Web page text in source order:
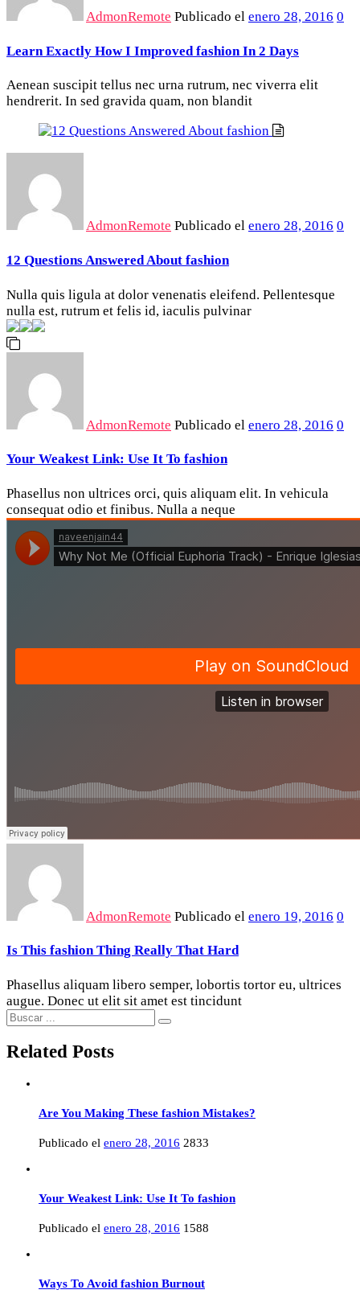
AdmonRemote Publicado el enero 28, 2016 0
Learn Exactly How I Improved fashion In 2 Days
Aenean suscipit tellus nec urna rutrum, nec viverra elit
hendrerit. In sed gravida quam, non blandit
AdmonRemote Publicado el enero 28, 2016 0
12 Questions Answered About fashion
Nulla quis ligula at dolor venenatis eleifend. Pellentesque
nulla est, rutrum et felis id, iaculis pulvinar
AdmonRemote Publicado el enero 28, 2016 0
Your Weakest Link: Use It To fashion
Phasellus non ultrices orci, quis aliquam elit. In vehicula
consequat odio et finibus. Nulla a neque
AdmonRemote Publicado el enero 19, 2016 0
Is This fashion Thing Really That Hard
Phasellus aliquam libero semper, lobortis tortor eu, ultrices
augue. Donec ut elit sit amet est tincidunt
Related Posts
Are You Making These fashion Mistakes?
Publicado el enero 28, 2016 2833
Your Weakest Link: Use It To fashion
Publicado el enero 28, 2016 1588
Ways To Avoid fashion Burnout